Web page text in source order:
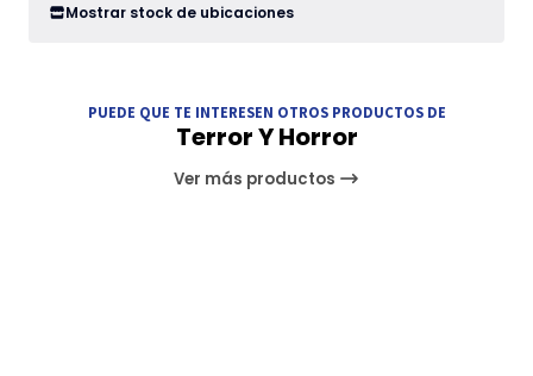
Mostrar stock de ubicaciones
PUEDE QUE TE INTERESEN OTROS PRODUCTOS DE
Terror Y Horror
Ver más productos